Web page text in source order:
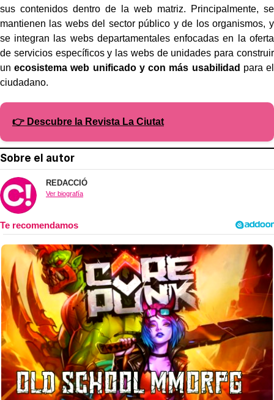
sus contenidos dentro de la web matriz. Principalmente, se
mantienen las webs del sector público y de los organismos, y
se integran las webs departamentales enfocadas en la oferta
de servicios específicos y las webs de unidades para construir
un ecosistema web unificado y con más usabilidad para el
ciudadano.
👉 Descubre la Revista La Ciutat
Sobre el autor
REDACCIÓ
Ver biografía